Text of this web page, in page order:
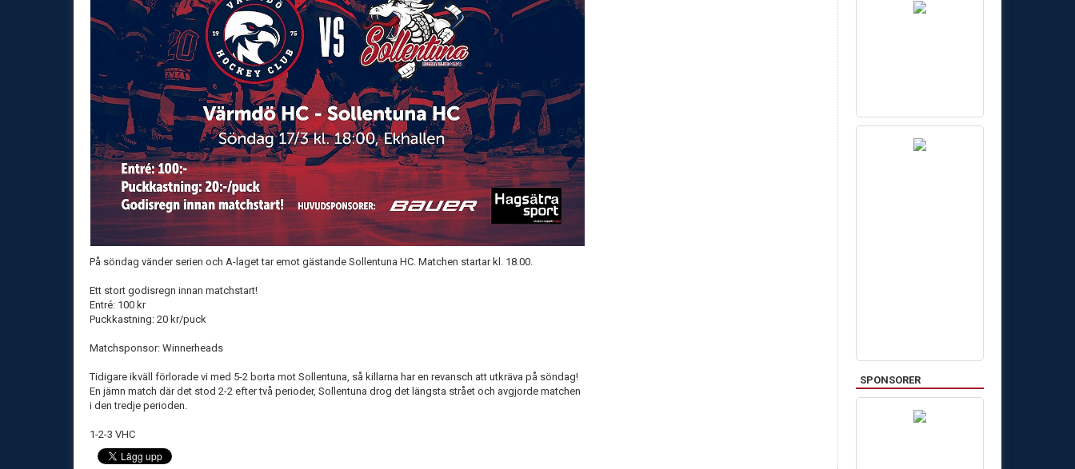
På söndag vänder serien och A-laget tar emot gästande Sollentuna HC. Matchen startar kl. 18.00.
Ett stort godisregn innan matchstart!
Entré: 100 kr
Puckkastning: 20 kr/puck
Matchsponsor: Winnerheads
Tidigare ikväll förlorade vi med 5-2 borta mot Sollentuna, så killarna har en revansch att utkräva på söndag!
En jämn match där det stod 2-2 efter två perioder, Sollentuna drog det längsta strået och avgjorde matchen
i den tredje perioden.
1-2-3 VHC
SPONSORER